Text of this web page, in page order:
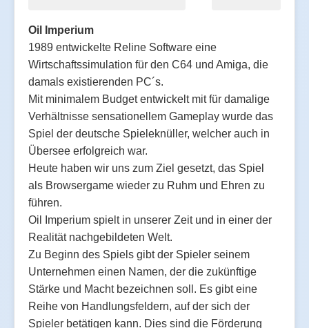
Oil Imperium
1989 entwickelte Reline Software eine
Wirtschaftssimulation für den C64 und Amiga, die
damals existierenden PC´s.
Mit minimalem Budget entwickelt mit für damalige
Verhältnisse sensationellem Gameplay wurde das
Spiel der deutsche Spieleknüller, welcher auch in
Übersee erfolgreich war.
Heute haben wir uns zum Ziel gesetzt, das Spiel
als Browsergame wieder zu Ruhm und Ehren zu
führen.
Oil Imperium spielt in unserer Zeit und in einer der
Realität nachgebildeten Welt.
Zu Beginn des Spiels gibt der Spieler seinem
Unternehmen einen Namen, der die zukünftige
Stärke und Macht bezeichnen soll. Es gibt eine
Reihe von Handlungsfeldern, auf der sich der
Spieler betätigen kann. Dies sind die Förderung